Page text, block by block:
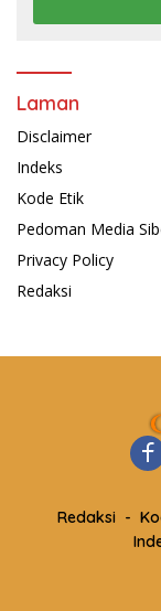
Laman
Disclaimer
Indeks
Kode Etik
Pedoman Media
Privacy Policy
Redaksi
Redaksi